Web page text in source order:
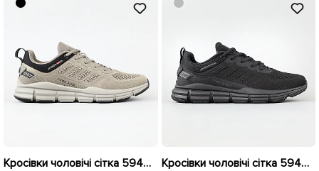
Кросівки чоловічі сітка 594593 Сірі Кросівки чоловічі сітка 594592 Чорні